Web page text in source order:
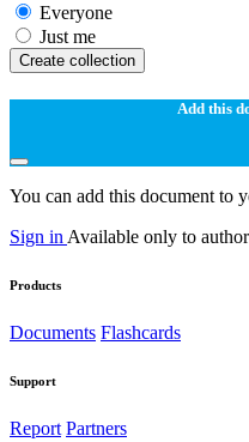
Everyone
Just me
Create collection
Add this
You can add this document to
Sign in Available only to
Products
Documents Flashcards
Support
Report Partners